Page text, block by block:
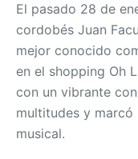
El pasado 28 de
cordobés Juan
mejor conocido
en el shopping Oh
con un vibrante
multitudes y marcó
musical.